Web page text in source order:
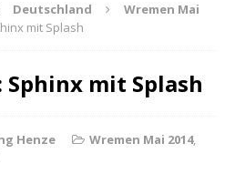
Deutschland
Wremen Mai
mit Splash
Sphinx mit Splash
Henze Wremen Mai 2014,